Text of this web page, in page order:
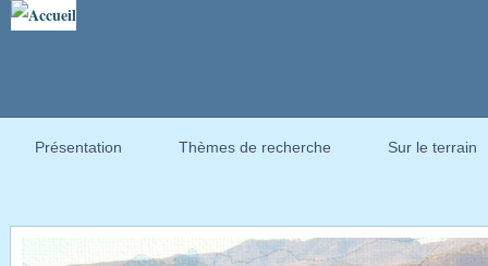
Présentation Thèmes de recherche Sur le terrain